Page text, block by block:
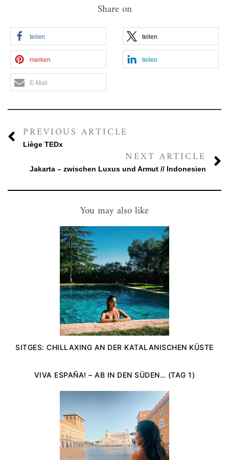
Share on
teilen teilen
merken teilen
E-Mail
PREVIOUS ARTICLE
Liège TEDx
NEXT ARTICLE
Jakarta – zwischen Luxus und Armut // Indonesien
You may also like
SITGES: CHILLAXING AN DER KATALANISCHEN KÜSTE
VIVA ESPAÑA! – AB IN DEN SÜDEN… (TAG 1)